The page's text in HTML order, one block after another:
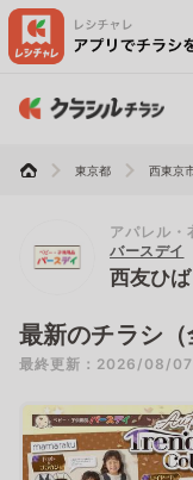
東京都 西東京
アパレル・
バースデイ
西友ひ
最新のチラシ（
最終更新：2026/08/07